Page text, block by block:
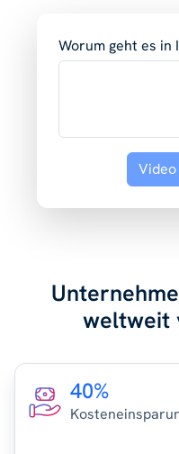
Worum geht es in
Video
weltweit
40%